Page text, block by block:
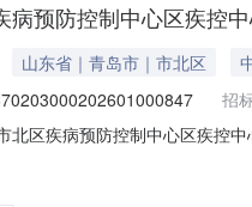
病预防控制中心区疾控
山东省｜青岛市｜市北区
招
北区疾病预防控制中心区疾控
金额AA05040101复印纸青岛